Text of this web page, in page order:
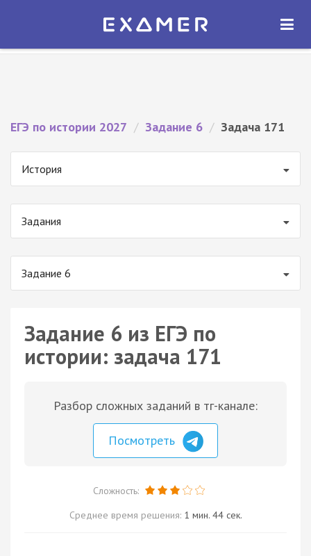
Экзамер — ЕГЭ 2027
ОТКРЫТЬ
ЕГЭ по истории 2027 / Задание 6 / Задача 171
История
Задания
Задание 6
Задание 6 из ЕГЭ по
истории: задача 171
Разбор сложных заданий в тг-канале:
Посмотреть
Сложность:
Среднее время решения: 1 мин. 44 сек.